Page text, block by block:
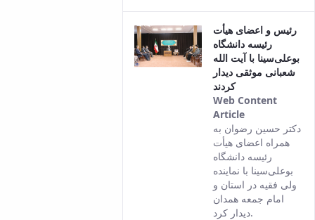
رئیس و اعضای هیأت
رئیسه دانشگاه
بوعلی‌سینا با آیت الله
شعبانی موثقی دیدار
کردند
Web Content
Article
This result
comes from
the Persian
version of
this content.
دکتر حسین رضوان به
همراه اعضای هیأت
رئیسه دانشگاه
بوعلی‌سینا با نماینده
ولی فقیه در استان و
امام جمعه همدان
دیدار کرد.